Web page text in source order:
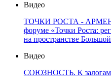
Видео
ТОЧКИ РОСТА -
форуме «Точки Роста:
на пространстве
Видео
СОЮЗНОСТЬ. К залогам